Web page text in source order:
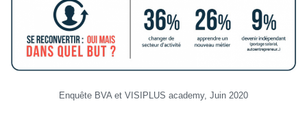
Enquête BVA et VISIPLUS academy, Juin 2020